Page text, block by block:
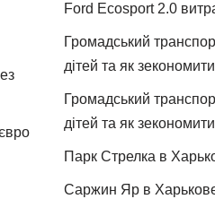
Ford Ecosport 2.0
Громадський
дітей та як зекономити
Громадський
дітей та як зекономити
Парк Стрелка в
Саржин Яр в